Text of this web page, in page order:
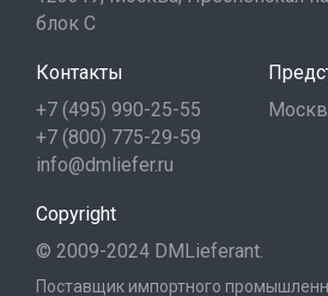
блок С
Контакты
+7 (495) 990-25-55
+7 (800) 775-29-59
info@dmliefer.ru
Copyright
© 2009-2024 DMLieferant.
Поставщик импортного